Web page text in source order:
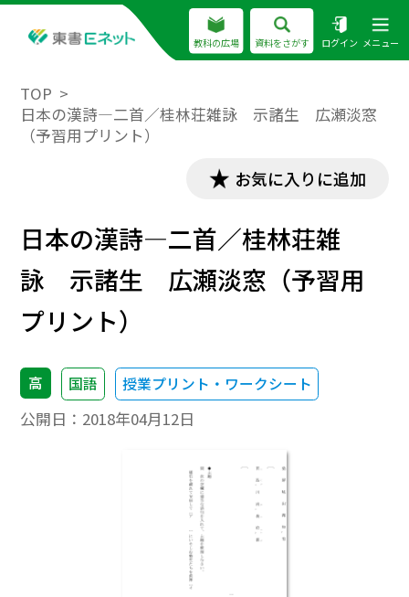
教科の広場 資料をさがす ログイン メニュー
TOP
日本の漢詩―二首／桂林荘雑詠 示諸生 広瀬淡窓
（予習用プリント）
お気に入りに追加
日本の漢詩―二首／桂林荘雑
詠 示諸生 広瀬淡窓（予習用
プリント）
高 国語 授業プリント・ワークシート
公開日： 2018年04月12日